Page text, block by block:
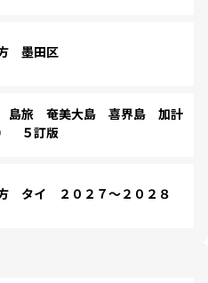
墨田区
島旅 奄美大島 喜界島 加計
５訂版
タイ ２０２７～２０２８